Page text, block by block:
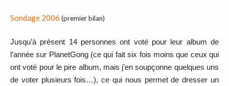
Sondage 2006 (premier bilan)
Jusqu’à présent 14 personnes ont voté pour leur album de
l’année sur PlanetGong (ce qui fait six fois moins que ceux qui
ont voté pour le pire album, mais j’en soupçonne quelques uns
de voter plusieurs fois…), ce qui nous permet de dresser un